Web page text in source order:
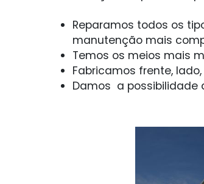
Reparamos todos os
manutenção mais
Temos os meios mais
Fabricamos frente,
Damos a possibilidade